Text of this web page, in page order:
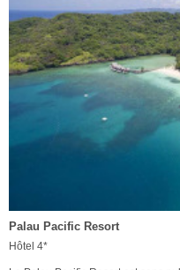
Palau Pacific Resort
Hôtel 4*